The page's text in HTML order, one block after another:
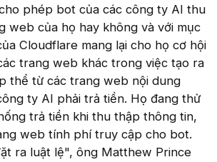
phép bot của các công ty AI thu
web của họ hay không và với mục
Cloudflare mang lại cho họ cơ hội
trang web khác trong việc tạo ra
thể từ các trang web nội dung
ty AI phải trả tiền. Họ đang thử
trả tiền khi thu thập thông tin,
web tính phí truy cập cho bot.
ra luật lệ", ông Matthew Prince